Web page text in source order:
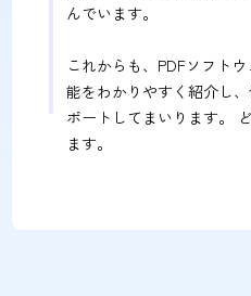
んでいます。
これからも、PDFソフト
能をわかりやすく紹介し
ポートしてまいります。
ます。